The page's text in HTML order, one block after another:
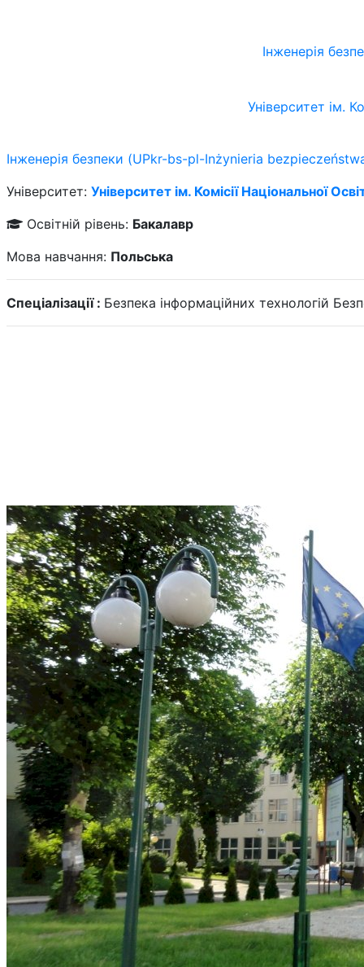
Інженерія
Університет ім.
Інженерія безпеки (UPkr-bs-pl-Inżynieria
Університет: Університет ім. Комісії Національної
Освітній рівень: Бакалавр
Мова навчання: Польська
Спеціалізації : Безпека інформаційних технологій